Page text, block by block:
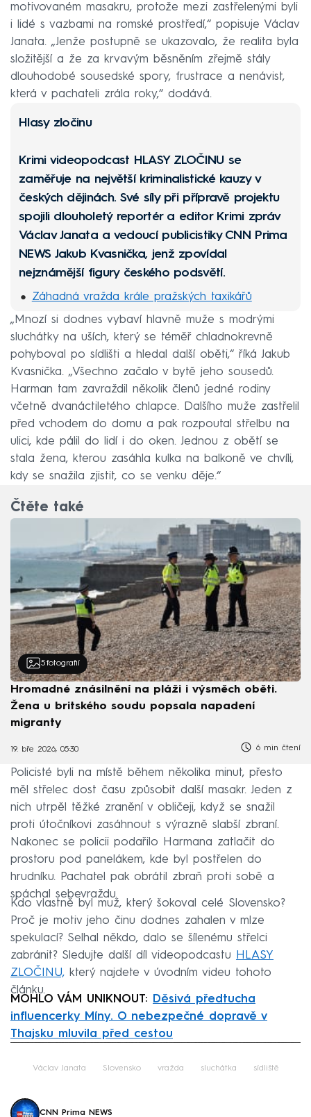
motivovaném masakru, protože mezi zastřelenými byli
i lidé s vazbami na romské prostředí,“ popisuje Václav
Janata. „Jenže postupně se ukazovalo, že realita byla
složitější a že za krvavým běsněním zřejmě stály
dlouhodobé sousedské spory, frustrace a nenávist,
která v pachateli zrála roky,“ dodává.
Hlasy zločinu
Krimi videopodcast HLASY ZLOČINUse
zaměřuje na největší kriminalistické kauzy v
českých dějinách. Své síly při přípravě projektu
spojili dlouholetý reportér a editor Krimi zpráv
Václav Janata a vedoucí publicistiky CNN Prima
NEWS Jakub Kvasnička, jenž zpovídal
nejznámější figury českého podsvětí.
Záhadná vražda krále pražských taxikářů
Pětiletý Honzík věřil mámě ze všech nejvíc,
zavraždila ho
Václav otrávil exmanželce vodku, sváděl to na
metanol
Střelba v Protivíně: Dva policisté zemřeli, vraždil
manžel
Boxer Banongo šokoval Brno, upálil muže
zaživa v autě
„Mnozí si dodnes vybaví hlavně muže s modrými
sluchátky na uších, který se téměř chladnokrevně
pohyboval po sídlišti a hledal další oběti,“ říká Jakub
Kvasnička. „Všechno začalo v bytě jeho sousedů.
Harman tam zavraždil několik členů jedné rodiny
včetně dvanáctiletého chlapce. Dalšího muže zastřelil
před vchodem do domu a pak rozpoutal střelbu na
ulici, kde pálil do lidí i do oken. Jednou z obětí se
stala žena, kterou zasáhla kulka na balkoně ve chvíli,
kdy se snažila zjistit, co se venku děje.“
Čtěte také
5 fotografií
Hromadné znásilnění na pláži i výsměch oběti.
Žena u britského soudu popsala napadení
migranty
19. bře 2026, 05:30 6 min čtení
Policisté byli na místě během několika minut, přesto
měl střelec dost času způsobit další masakr. Jeden z
nich utrpěl těžké zranění v obličeji, když se snažil
proti útočníkovi zasáhnout s výrazně slabší zbraní.
Nakonec se policii podařilo Harmana zatlačit do
prostoru pod panelákem, kde byl postřelen do
hrudníku. Pachatel pak obrátil zbraň proti sobě a
spáchal sebevraždu.
Kdo vlastně byl muž, který šokoval celé Slovensko?
Proč je motiv jeho činu dodnes zahalen v mlze
spekulací? Selhal někdo, dalo se šílenému střelci
zabránit? Sledujte další díl videopodcastu HLASY
ZLOČINU, který najdete v úvodním videu tohoto
článku.
MOHLO VÁM UNIKNOUT: Děsivá předtucha
influencerky Míny. O nebezpečné dopravě v
Thajsku mluvila před cestou
Václav Janata Slovensko vražda sluchátka sídliště
CNN Prima NEWS